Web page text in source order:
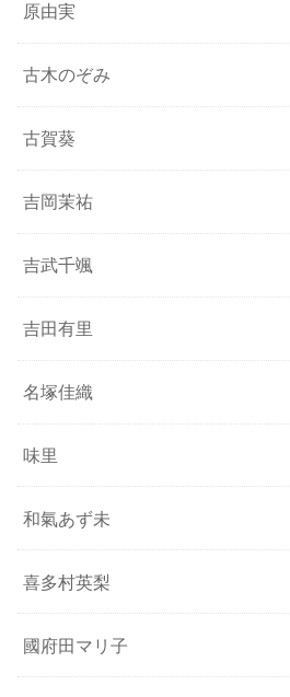
原由実
古木のぞみ
古賀葵
吉岡茉祐
吉武千颯
吉田有里
名塚佳織
味里
和氣あず未
喜多村英梨
國府田マリ子